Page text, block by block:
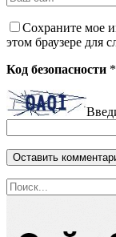
Сохраните мое
этом браузере для
Код безопасности *